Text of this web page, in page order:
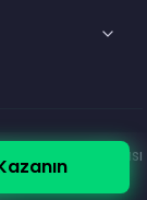
Çerez Politikası